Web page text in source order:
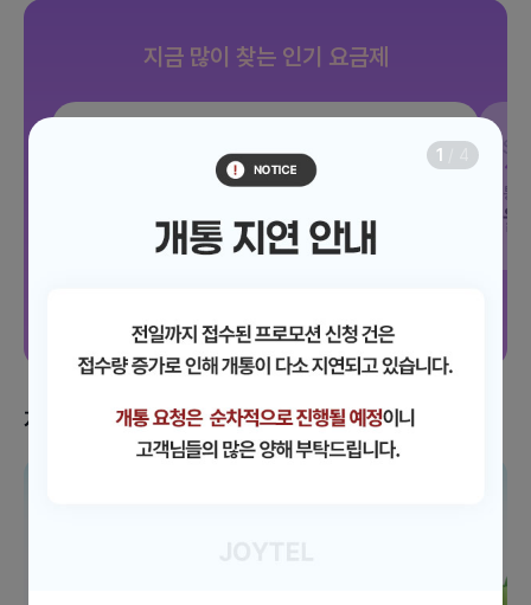
지금 많이 찾는 인기 요금제
JOY 500분 30GB
문자 100건
월 12,100원/ 평생할인
통
지금 받을 수 있는 혜택 이벤트 더보기
1